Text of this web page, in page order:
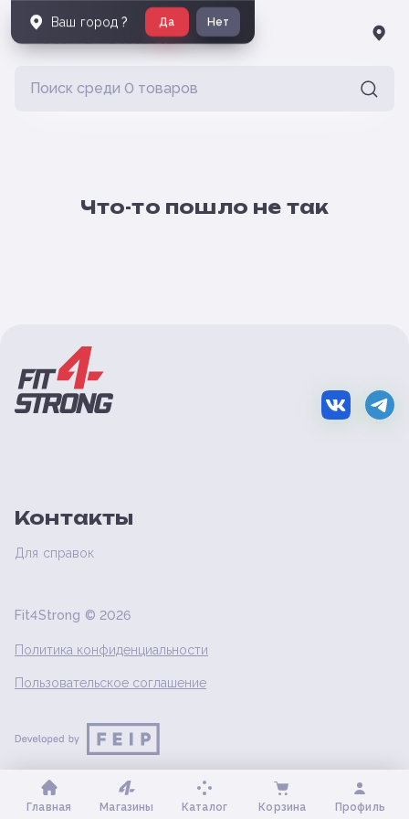
Что-то пошло не так
Контакты
Для справок
Fit4Strong © 2026
Политика конфиденциальности
Пользовательское соглашение
Главная Магазины Каталог Корзина Профиль
Ваш город ? Да Нет